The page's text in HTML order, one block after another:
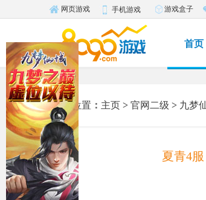
网页游戏 手机游戏 游戏盒子
首页
您的位置 ： 主页 > 官网二级 > 九梦
夏青4